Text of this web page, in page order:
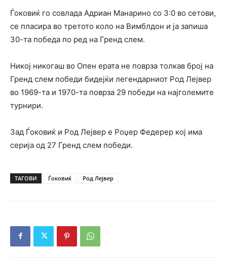
Ѓоковиќ го совлада Адриан Манарино со 3:0 во сетови,
се пласира во третото коло на Вимблдон и ја запиша
30-та победа по ред на Гренд слем.
Никој никогаш во Опен ерата не поврза толкав број на
Гренд слем победи бидејќи легендарниот Род Лејвер
во 1969-та и 1970-та поврза 29 победи на најголемите
турнири.
Зад Ѓоковиќ и Род Лејвер е Роџер Федерер кој има
серија од 27 Гренд слем победи.
ТАГОВИ Ѓоковиќ Род Лејвер